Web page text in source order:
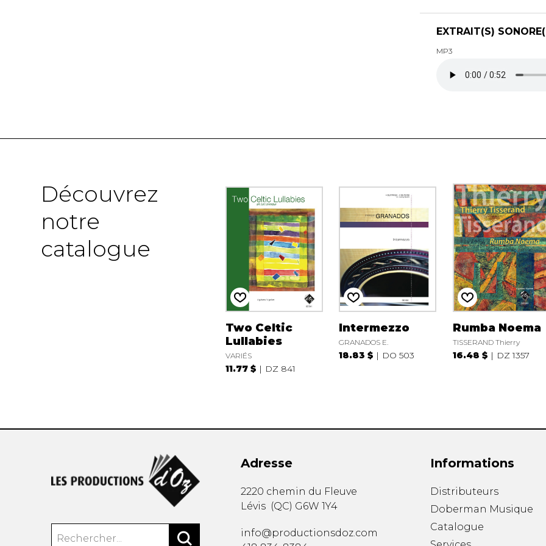
EXTRAIT(S)
MP3
Découvrez
notre
catalogue
Two Celtic
Lullabies
VARIÉS
11.77 $ DZ 841
Intermezzo
GRANADOS E.
18.83 $ DO 503
Rumba Noema
TISSERAND Thierry
16.48 $ DZ 1357
Adresse
2220 chemin du Fleuve
Lévis (QC) G6W 1Y4
info@productionsdoz.com
Informations
Distributeurs
Doberman Musique
Catalogue